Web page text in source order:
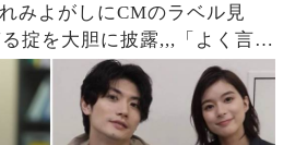
みよがしにCMのラベル見
掟を大胆に披露,,,「よく言う